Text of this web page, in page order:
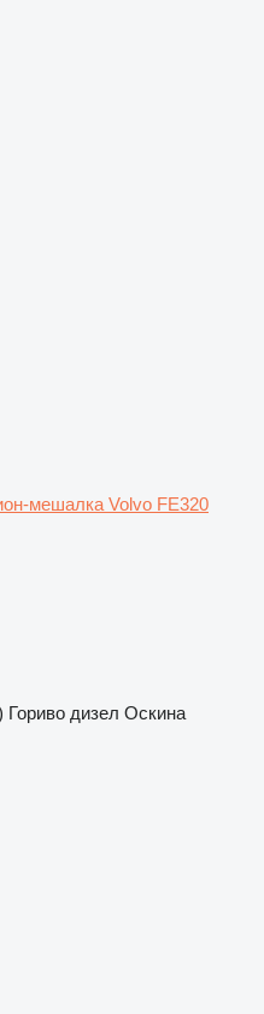
мешалка Volvo FE320
Гориво дизел Оскина